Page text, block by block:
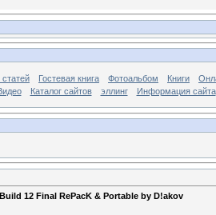
статей Гостевая книга Фотоальбом Книги
Каталог сайтов эллинг Информация сайта
12 Final RePacK & Portable by D!akov